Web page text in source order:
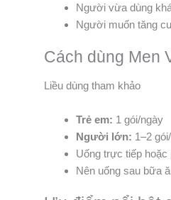
Người vừa dùng
Người muốn tăng
Cách dùng Men
Liều dùng tham khảo
Trẻ em: 1 gói/ngày
Người lớn: 1–2
Uống trực tiếp
Nên uống sau bữa